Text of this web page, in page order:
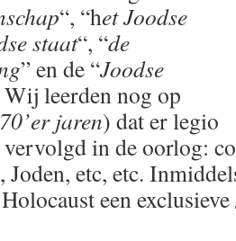
“, “het Joodse
staat“, “de
” en de “Joodse
Wij leerden nog op
jaren) dat er legio
vervolgd in de oorlog:
Joden, etc, etc.
een exclusieve